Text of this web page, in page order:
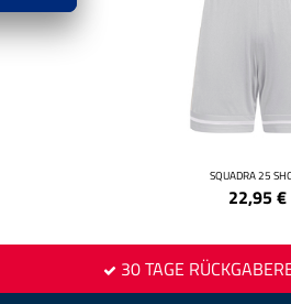
SQUADRA 25
22,95€
30 TAGE